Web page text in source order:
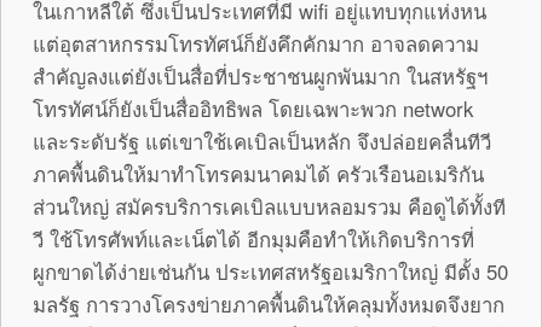
ในเกาหลีใต้ ซึ่งเป็นประเทศที่มี wifi อยู่แทบทุกแห่งหน
แต่อุตสาหกรรมโทรทัศน์ก็ยังคึกคักมาก อาจลดความ
สำคัญลงแต่ยังเป็นสื่อที่ประชาชนผูกพันมาก ในสหรัฐฯ
โทรทัศน์ก็ยังเป็นสื่ออิทธิพล โดยเฉพาะพวก network
และระดับรัฐ แต่เขาใช้เคเบิลเป็นหลัก จึงปล่อยคลื่นทีวี
ภาคพื้นดินให้มาทำโทรคมนาคมได้ ครัวเรือนอเมริกัน
ส่วนใหญ่ สมัครบริการเคเบิลแบบหลอมรวม คือดูได้ทั้งที
วี ใช้โทรศัพท์และเน็ตได้ อีกมุมคือทำให้เกิดบริการที่
ผูกขาดได้ง่ายเช่นกัน ประเทศสหรัฐอเมริกาใหญ่ มีตั้ง 50
มลรัฐ การวางโครงข่ายภาคพื้นดินให้คลุมทั้งหมดจึงยาก